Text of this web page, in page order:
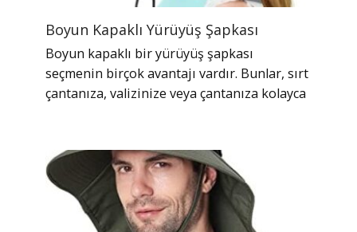
Boyun Kapaklı Yürüyüş Şapkası
Boyun kapaklı bir yürüyüş şapkası
seçmenin birçok avantajı vardır. Bunlar, sırt
çantanıza, valizinize veya çantanıza kolayca